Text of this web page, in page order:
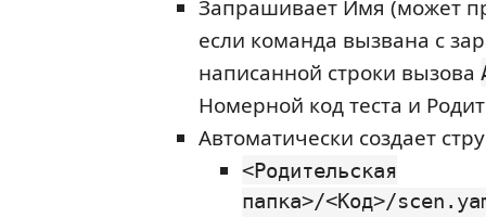
Запрашивает Имя (может
если команда вызвана с
написанной строки вызова
Номерной код теста и
Автоматически создает
<Родительская
папка>/<Код>/